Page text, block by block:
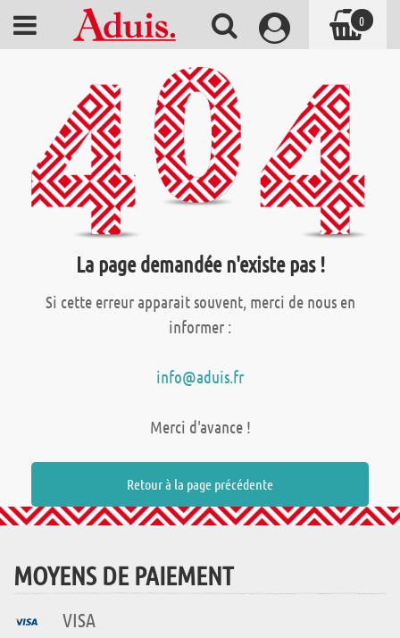
La page demandée n'existe pas !
Si cette erreur apparait souvent, merci de nous en
informer :
info@aduis.fr
Merci d'avance !
Retour à la page précédente
MOYENS DE PAIEMENT
VISA
0